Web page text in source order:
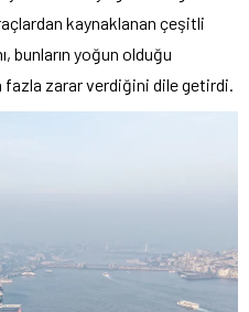
kaynaklanan çeşitli
bunların yoğun olduğu
fazla zarar verdiğini dile getirdi.